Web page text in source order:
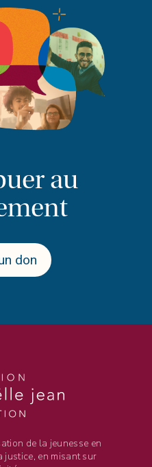
don
au
de la jeunesse en
justice, en misant sur